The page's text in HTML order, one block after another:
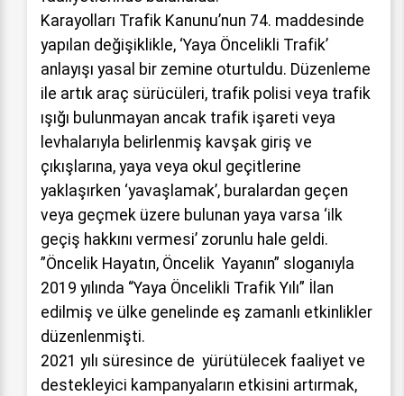
Karayolları Trafik Kanunu’nun 74. maddesinde
yapılan değişiklikle, ‘Yaya Öncelikli Trafik’
anlayışı yasal bir zemine oturtuldu. Düzenleme
ile artık araç sürücüleri, trafik polisi veya trafik
ışığı bulunmayan ancak trafik işareti veya
levhalarıyla belirlenmiş kavşak giriş ve
çıkışlarına, yaya veya okul geçitlerine
yaklaşırken ‘yavaşlamak’, buralardan geçen
veya geçmek üzere bulunan yaya varsa ‘ilk
geçiş hakkını vermesi’ zorunlu hale geldi.
”Öncelik Hayatın, Öncelik Yayanın” sloganıyla
2019 yılında “Yaya Öncelikli Trafik Yılı” İlan
edilmiş ve ülke genelinde eş zamanlı etkinlikler
düzenlenmişti.
2021 yılı süresince de yürütülecek faaliyet ve
destekleyici kampanyaların etkisini artırmak,